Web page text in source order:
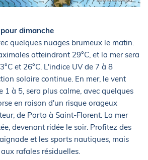
dimanche
quelques nuages brumeux le matin.
atteindront 29°C, et la mer sera
et 26°C. L'indice UV de 7 à 8
solaire continue. En mer, le vent
1 à 5, sera plus calme, avec quelques
en raison d'un risque orageux
de Porto à Saint-Florent. La mer
devenant ridée le soir. Profitez des
et les sports nautiques, mais
rafales résiduelles.